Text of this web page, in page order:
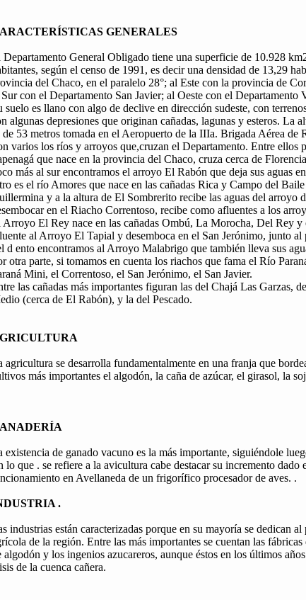
GENERALES
Departamento General Obligado tiene una superficie de 10.928
según el censo de 1991, es decir una densidad de 13,29
del Chaco, en el paralelo 28°; al Este con la provincia de
con el Departamento San Javier; al Oeste con el Departamento
suelo es llano con algo de declive en dirección sudeste, con
algunas depresiones que originan cañadas, lagunas y esteros. La
de 53 metros tomada en el Aeropuerto de la IIIa. Brigada Aérea de
varios los ríos y arroyos que,cruzan el Departamento. Entre ellos
que nace en la provincia del Chaco, cruza cerca de
más al sur encontramos el arroyo El Rabón que deja sus aguas
es el río Amores que nace en las cañadas Rica y Campo del
y a la altura de El Sombrerito recibe las aguas del arroyo
en el Riacho Correntoso, recibe como afluentes a los
Arroyo El Rey nace en las cañadas Ombú, La Morocha, Del Rey y
al Arroyo El Tapial y desemboca en el San Jerónimo, junto al
d ento encontramos al Arroyo Malabrigo que también lleva sus
otra parte, si tomamos en cuenta los riachos que fama el Río
Mini, el Correntoso, el San Jerónimo, el San Javier.
las cañadas más importantes figuran las del Chajá Las Garzas,
(cerca de El Rabón), y la del Pescado.
agricultura se desarrolla fundamentalmente en una franja que
más importantes el algodón, la caña de azúcar, el girasol, la
existencia de ganado vacuno es la más importante, siguiéndole
lo que . se refiere a la avicultura cabe destacar su incremento dado
en Avellaneda de un frigorífico procesador de aves. .
.
industrias están caracterizadas porque en su mayoría se dedican
de la región. Entre las más importantes se cuentan las fábricas
algodón y los ingenios azucareros, aunque éstos en los últimos
de la cuenca cañera.